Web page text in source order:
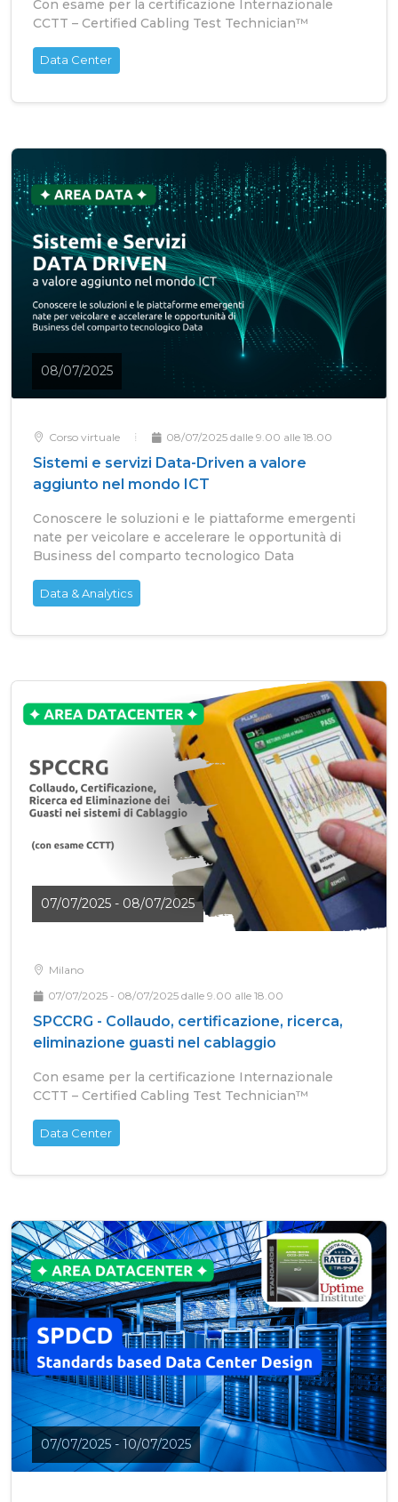
Con esame per la certificazione Internazionale
CCTT – Certified Cabling Test Technician™
Data Center
08/07/2025
Corso virtuale 08/07/2025 dalle 9.00 alle 18.00
Sistemi e servizi Data-Driven a valore
aggiunto nel mondo ICT
Conoscere le soluzioni e le piattaforme emergenti
nate per veicolare e accelerare le opportunità di
Business del comparto tecnologico Data
Data & Analytics
07/07/2025 - 08/07/2025
Milano
07/07/2025 - 08/07/2025 dalle 9.00 alle 18.00
SPCCRG - Collaudo, certificazione, ricerca,
eliminazione guasti nel cablaggio
Con esame per la certificazione Internazionale
CCTT – Certified Cabling Test Technician™
Data Center
07/07/2025 - 10/07/2025